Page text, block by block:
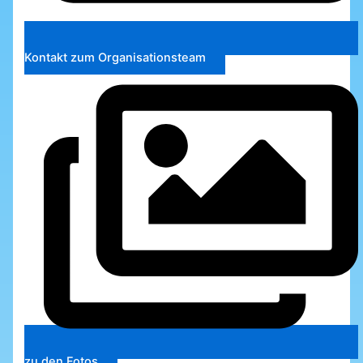
Kontakt zum Organisationsteam